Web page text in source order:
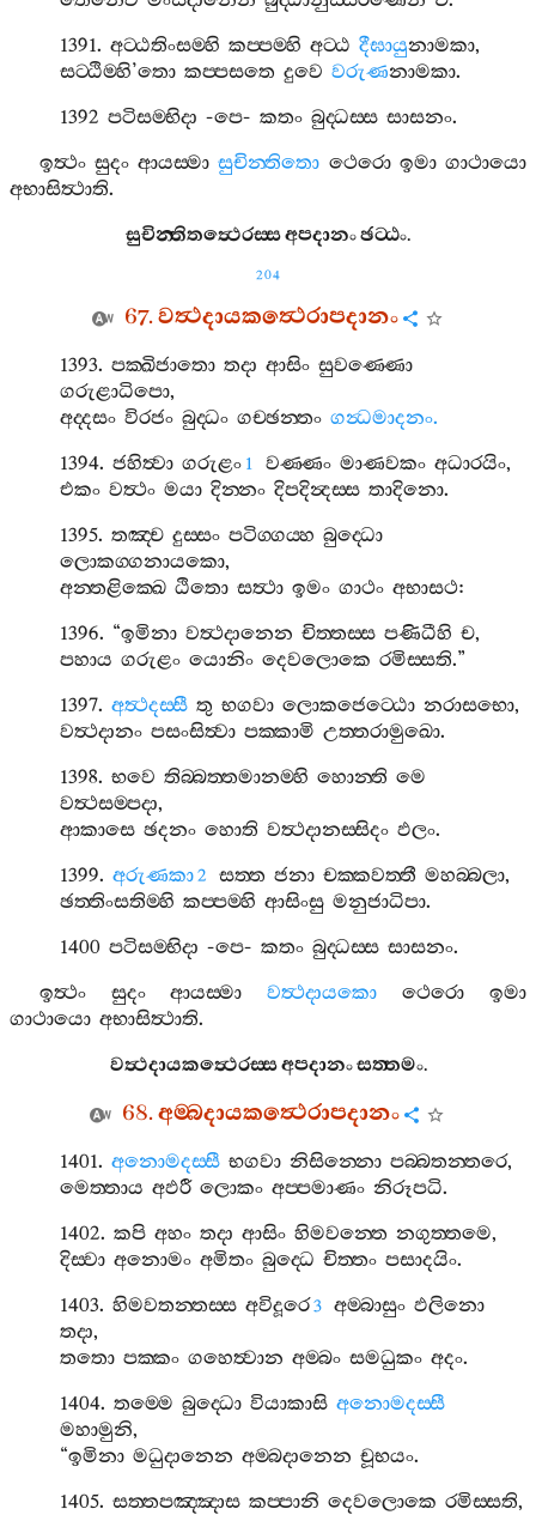
1391.අට‍්ඨතිංසම‍්හි කප‍්පම‍්හි අට‍්ඨ දීඝායුනාමකා,
සට‍්ඨිම‍්හි’තො කප‍්පසතෙ දුවෙ වරුණනාමකා.
1392පටිසම‍්භිදා -පෙ-කතං බුද‍්ධස‍්ස සාසනං.
ඉත්‍ථං සුදං ආයස‍්මා සුචින‍්තිතො ථෙරො ඉමා ගාථායො
අභාසිත්‍ථාති.
සුචින‍්තිතත්‍ථෙරස‍්සඅපදානංඡට‍්ඨං.
204
67.වත්‍ථදායකත්‍ථෙරාපදානං
1393.පක‍්ඛිජාතො තදා ආසිං සුවණ‍්ණො
ගරුළාධිපො,
අද‍්දසං විරජං බුද‍්ධං ගච‍්ඡන‍්තං ගන්‍ධමාදනං.
1394.ජහිත්‍වා ගරුළං 1 වණ‍්ණං මාණවකං අධාරයිං,
එකං වත්‍ථං මයා දින‍්නං දිපදින්‍දස‍්ස තාදිනො.
1395.තඤ‍්ච දුස‍්සං පටිග‍්ගය‍්හ බුද‍්ධො
ලොකග‍්ගනායකො,
අන‍්තළික‍්ඛෙ ඨිතො සත්‍ථා ඉමං ගාථං අභාසථ:
1396. “ඉමිනා වත්‍ථදානෙන චිත‍්තස‍්ස පණිධීහි ච,
පහාය ගරුළං යොනිං දෙවලොකෙ රමිස‍්සති.”
1397.අත්‍ථදස‍්සී තු භගවා ලොකජෙට‍්ඨො නරාසභො,
වත්‍ථදානං පසංසිත්‍වා පක‍්කාමි උත‍්තරාමුඛො.
1398.භවෙ තිබ‍්බත‍්තමානම‍්හි හොන‍්ති මෙ
වත්‍ථසම‍්පදා,
ආකාසෙ ඡදනං හොති වත්‍ථදානස‍්සිදං ඵලං.
1399.අරුණකා2 සත‍්ත ජනා චක‍්කවත‍්තී මහබ‍්බලා,
ඡත‍්තිංසතිම‍්හි කප‍්පම‍්හි ආසිංසු මනුජාධිපා.
1400පටිසම‍්භිදා -පෙ-කතං බුද‍්ධස‍්ස සාසනං.
ඉත්‍ථං
සුදං ආයස‍්මා වත්‍ථදායකො ථෙරො
ඉමා
ගාථායො අභාසිත්‍ථාති.
වත්‍ථදායකත්‍ථෙරස‍්සඅපදානංසත‍්තමං.
68.අම‍්බදායකත්‍ථෙරාපදානං
1401.අනොමදස‍්සී භගවා නිසින‍්නො පබ‍්බතන‍්තරෙ,
මෙත‍්තාය අඵරී ලොකං අප‍්පමාණං නිරූපධි.
1402.කපි අහං තදා ආසිං හිමවන‍්තෙ නගුත‍්තමෙ,
දිස‍්වා අනොමං අමිතං බුද‍්ධෙ චිත‍්තං පසාදයිං.
1403.හිමවතන‍්තස‍්ස අවිදූරෙ3 අම‍්බාසුං ඵලිනො
තදා,
තතො පක‍්කං ගහෙත්‍වාන අම‍්බං සමධුකං අදං.
1404.තම‍්මෙ බුද‍්ධො වියාකාසි අනොමදස‍්සී
මහාමුනි,
“ඉමිනා මධුදානෙන අම‍්බදානෙන චූභයං.
1405.සත‍්තපඤ‍්ඤාස කප‍්පානි දෙවලොකෙ රමිස‍්සති,